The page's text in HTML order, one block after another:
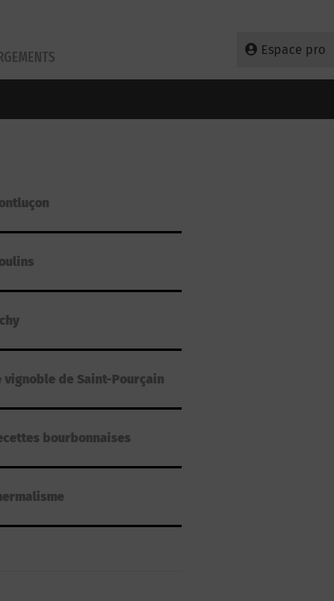
Espace pro
vignoble de Saint-Pourçain
bourbonnaises